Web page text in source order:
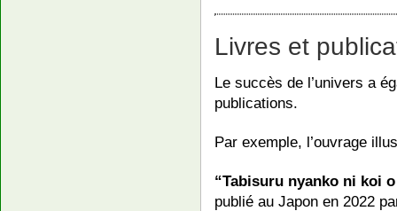
Livres et
Le succès de l’univers a
publications.
Par exemple, l’ouvrage
“Tabisuru nyanko ni koi
publié au Japon en 2022